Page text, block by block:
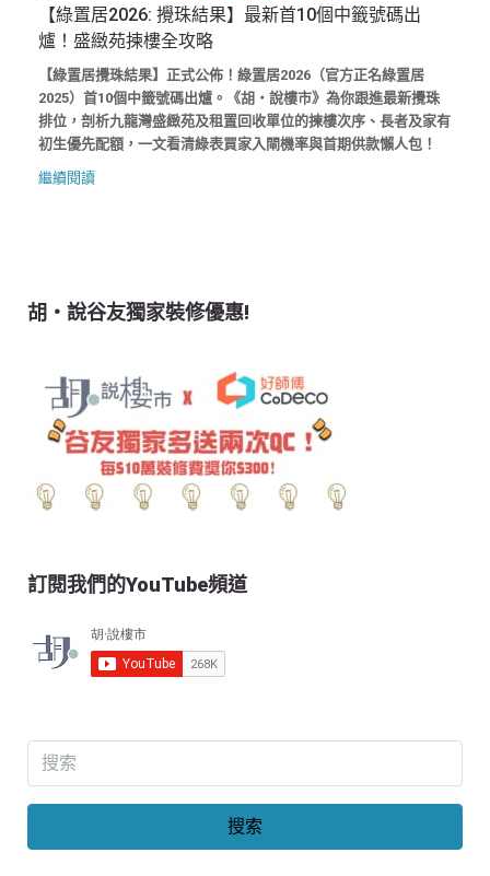
【綠置居2026: 攪珠結果】最新首10個中籤號碼出
爐！盛緻苑揀樓全攻略
【綠置居攪珠結果】正式公佈！綠置居2026（官方正名綠置居
2025）首10個中籤號碼出爐。《胡‧說樓市》為你跟進最新攪珠
排位，剖析九龍灣盛緻苑及租置回收單位的揀樓次序、長者及家有
初生優先配額，一文看清綠表買家入閘機率與首期供款懶人包！
繼續閱讀
胡‧說谷友獨家裝修優惠!
訂閱我們的YouTube頻道
搜索